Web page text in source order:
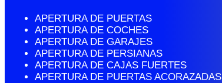
APERTURA DE PUERTAS
APERTURA DE COCHES
APERTURA DE GARAJES
APERTURA DE PERSIANAS
APERTURA DE CAJAS FUERTES
APERTURA DE PUERTAS ACORAZADAS